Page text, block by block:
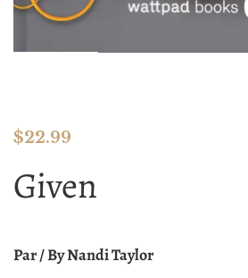
$22.99
Given
Par / By Nandi Taylor